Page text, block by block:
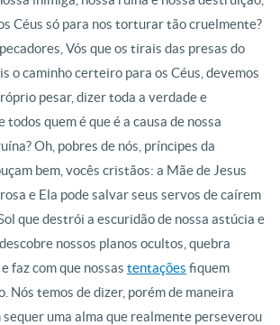
Céus só para nos torturar tão cruelmente?
Vós que os tirais das presas do
o caminho certeiro para os Céus, devemos
pesar, dizer toda a verdade e
quem é que é a causa de nossa
Oh, pobres de nós, príncipes da
bem, vocês cristãos: a Mãe de Jesus
e Ela pode salvar seus servos de caírem
que destrói a escuridão de nossa astúcia e
nossos planos ocultos, quebra
faz com que nossas tentações fiquem
Nós temos de dizer, porém de maneira
uma alma que realmente perseverou